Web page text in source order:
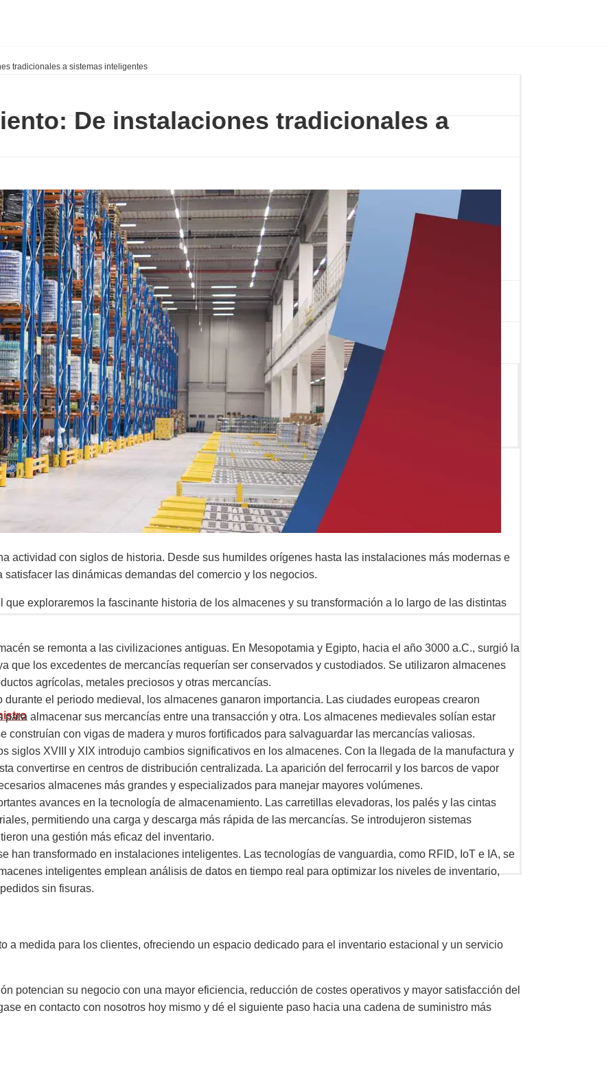
tradicionales a sistemas inteligentes
De instalaciones tradicionales a
actividad con siglos de historia. Desde sus humildes orígenes hasta las instalaciones más modernas e
las dinámicas demandas del comercio y los negocios.
exploraremos la fascinante historia de los almacenes y su transformación a lo largo de las distintas
se remonta a las civilizaciones antiguas. En Mesopotamia y Egipto, hacia el año 3000 a.C., surgió la
que los excedentes de mercancías requerían ser conservados y custodiados. Se utilizaron almacenes
agrícolas, metales preciosos y otras mercancías.
el periodo medieval, los almacenes ganaron importancia. Las ciudades europeas crearon
almacenar sus mercancías entre una transacción y otra. Los almacenes medievales solían estar
construían con vigas de madera y muros fortificados para salvaguardar las mercancías valiosas.
siglos XVIII y XIX introdujo cambios significativos en los almacenes. Con la llegada de la manufactura y
convertirse en centros de distribución centralizada. La aparición del ferrocarril y los barcos de vapor
almacenes más grandes y especializados para manejar mayores volúmenes.
avances en la tecnología de almacenamiento. Las carretillas elevadoras, los palés y las cintas
permitiendo una carga y descarga más rápida de las mercancías. Se introdujeron sistemas
una gestión más eficaz del inventario.
han transformado en instalaciones inteligentes. Las tecnologías de vanguardia, como RFID, IoT e IA, se
inteligentes emplean análisis de datos en tiempo real para optimizar los niveles de inventario,
sin fisuras.
a medida para los clientes, ofreciendo un espacio dedicado para el inventario estacional y un servicio
potencian su negocio con una mayor eficiencia, reducción de costes operativos y mayor satisfacción del
en contacto con nosotros hoy mismo y dé el siguiente paso hacia una cadena de suministro más